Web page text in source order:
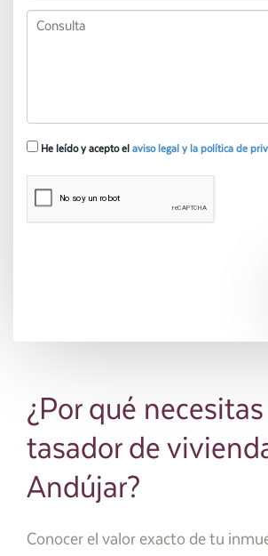
He leído y acepto el aviso legal y la política de
¿Por qué
tasador de
Andújar?
Conocer el valor exacto de tu